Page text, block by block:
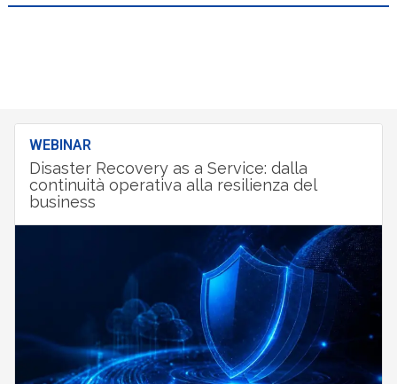
WEBINAR
Disaster Recovery as a Service: dalla
continuità operativa alla resilienza del
business